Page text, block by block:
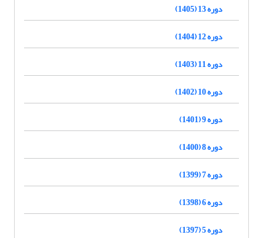
دوره 13 (1405)
دوره 12 (1404)
دوره 11 (1403)
دوره 10 (1402)
دوره 9 (1401)
دوره 8 (1400)
دوره 7 (1399)
دوره 6 (1398)
دوره 5 (1397)